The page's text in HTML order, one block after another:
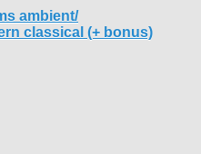
ambient/
classical (+ bonus)